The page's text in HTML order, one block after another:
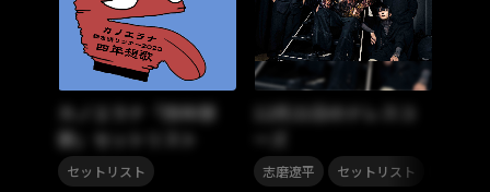
カノエラナ「四年想
歌」セットリスト
セットリスト
12月21日のドレスコ
志磨遼平 セットリスト